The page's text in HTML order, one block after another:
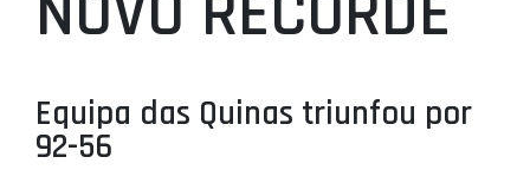
LIGA BETCLIC MASCULINA
Equipa das Quinas triunfou por
92-56